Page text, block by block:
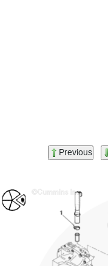
Previous